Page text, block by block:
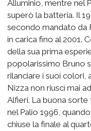
Alluminio, mentre nel
superò la batteria. Il
secondo mandato da
in carica fino al 2001.
della sua prima
popolarissimo Bruno
rilanciare i suoi colori,
Nizza non riuscì mai
Alfieri. La buona
nel Palio 1996,
chiuse la finale al